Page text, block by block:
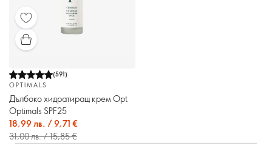
(591)
OPTIMALS
Дълбоко хидратиращ крем Opt
Optimals SPF25
18,99 лв. / 9,71 €
31,00 лв. / 15,85 €